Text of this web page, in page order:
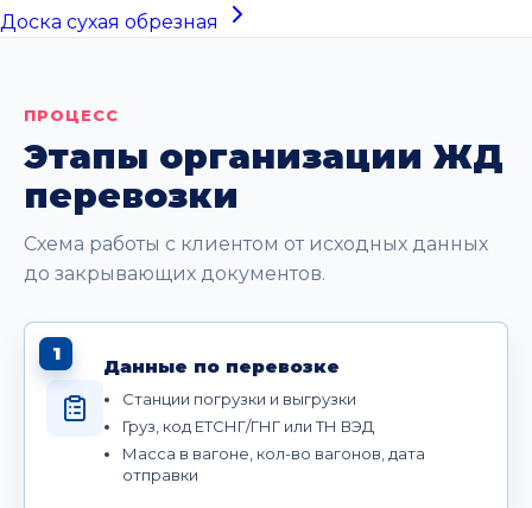
Доска сухая обрезная
ПРОЦЕСС
Этапы организации ЖД
перевозки
Схема работы с клиентом от исходных данных
до закрывающих документов.
1
Данные по перевозке
Станции погрузки и выгрузки
Груз, код ЕТСНГ/ГНГ или ТН ВЭД
Масса в вагоне, кол-во вагонов, дата
отправки